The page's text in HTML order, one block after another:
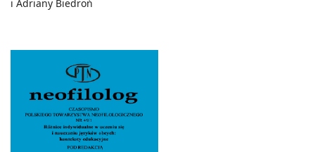
i Adriany Biedroń